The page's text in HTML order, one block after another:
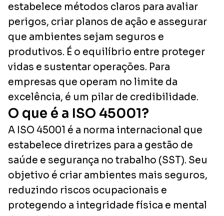
estabelece métodos claros para avaliar
perigos, criar planos de ação e assegurar
que ambientes sejam seguros e
produtivos. É o equilíbrio entre proteger
vidas e sustentar operações. Para
empresas que operam no limite da
excelência, é um pilar de credibilidade.
O que é a ISO 45001?
A ISO 45001 é a norma internacional que
estabelece diretrizes para a gestão de
saúde e segurança no trabalho (SST). Seu
objetivo é criar ambientes mais seguros,
reduzindo riscos ocupacionais e
protegendo a integridade física e mental